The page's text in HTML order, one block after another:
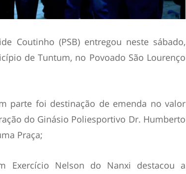
Coutinho (PSB) entregou neste sábado,
de Tuntum, no Povoado São Lourenço
parte foi destinação de emenda no valor
do Ginásio Poliesportivo Dr. Humberto
Praça;
Exercício Nelson do Nanxi destacou a